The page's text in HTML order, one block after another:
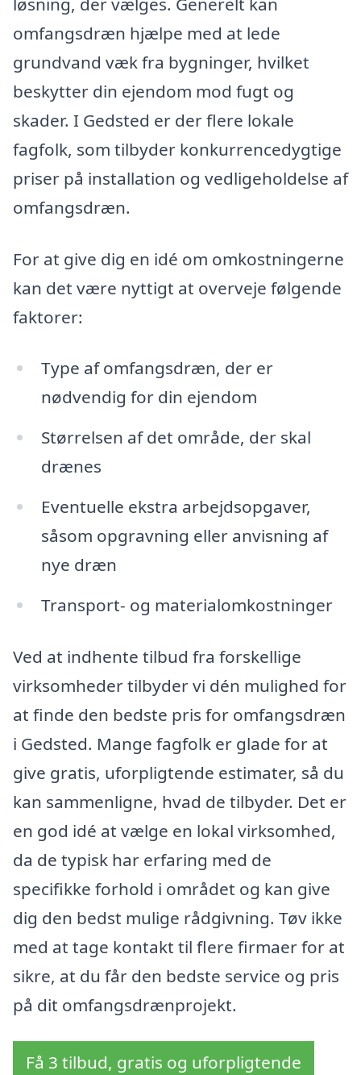
omfangsdræn hjælpe med at lede
grundvand væk fra bygninger, hvilket
beskytter din ejendom mod fugt og
skader. I Gedsted er der flere lokale
fagfolk, som tilbyder konkurrencedygtige
priser på installation og vedligeholdelse af
omfangsdræn.
For at give dig en idé om omkostningerne
kan det være nyttigt at overveje følgende
faktorer:
Type af omfangsdræn, der er
nødvendig for din ejendom
Størrelsen af det område, der skal
drænes
Eventuelle ekstra arbejdsopgaver,
såsom opgravning eller anvisning af
nye dræn
Transport- og materialomkostninger
Ved at indhente tilbud fra forskellige
virksomheder tilbyder vi dén mulighed for
at finde den bedste pris for omfangsdræn
i Gedsted. Mange fagfolk er glade for at
give gratis, uforpligtende estimater, så du
kan sammenligne, hvad de tilbyder. Det er
en god idé at vælge en lokal virksomhed,
da de typisk har erfaring med de
specifikke forhold i området og kan give
dig den bedst mulige rådgivning. Tøv ikke
med at tage kontakt til flere firmaer for at
sikre, at du får den bedste service og pris
på dit omfangsdrænprojekt.
Få 3 tilbud, gratis og uforpligtende